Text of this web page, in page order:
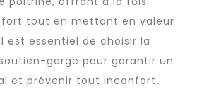
tout en mettant en valeur
est essentiel de choisir la
gorge pour garantir un
et prévenir tout inconfort.